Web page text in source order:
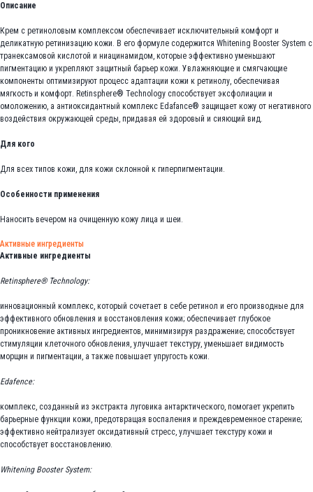
Описание
Крем с ретиноловым комплексом обеспечивает исключительный комфорт и
деликатную ретинизацию кожи. В его формуле содержится Whitening Booster System с
транексамовой кислотой и ниацинамидом, которые эффективно уменьшают
пигментацию и укрепляют защитный барьер кожи. Увлажняющие и смягчающие
компоненты оптимизируют процесс адаптации кожи к ретинолу, обеспечивая
мягкость и комфорт. Retinsphere® Technology способствует эксфолиации и
омоложению, а антиоксидантный комплекс Edafance® защищает кожу от негативного
воздействия окружающей среды, придавая ей здоровый и сияющий вид.
Для кого
Для всех типов кожи, для кожи склонной к гиперпигментации.
Особенности применения
Наносить вечером на очищенную кожу лица и шеи.
Активные ингредиенты
Активные ингредиенты
Retinsphere® Technology:
инновационный комплекс, который сочетает в себе ретинол и его производные для
эффективного обновления и восстановления кожи; обеспечивает глубокое
проникновение активных ингредиентов, минимизируя раздражение; способствует
стимуляции клеточного обновления, улучшает текстуру, уменьшает видимость
морщин и пигментации, а также повышает упругость кожи.
Edafence:
комплекс, созданный из экстракта луговика антарктического, помогает укрепить
барьерные функции кожи, предотвращая воспаления и преждевременное старение;
эффективно нейтрализует оксидативный стресс, улучшает текстуру кожи и
способствует восстановлению.
Whitening Booster System: